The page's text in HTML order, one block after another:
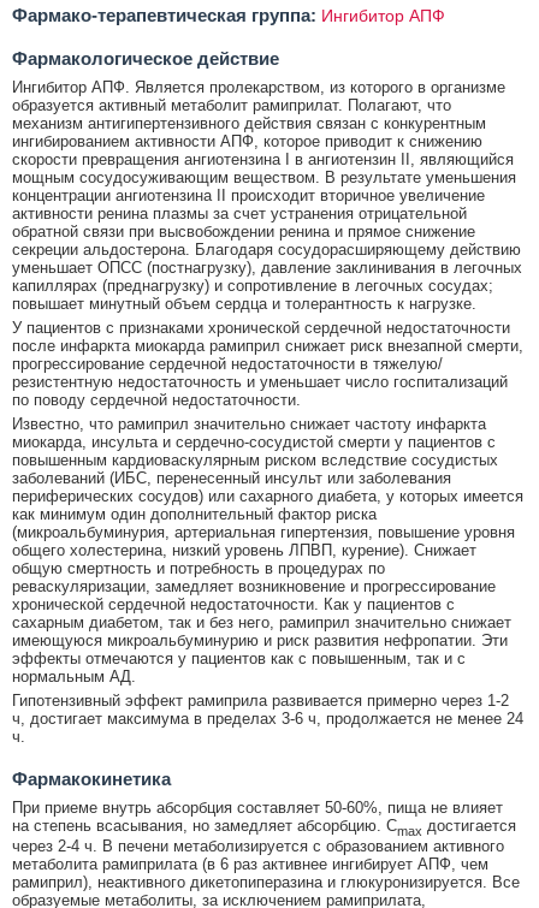
Фармако-терапевтическая группа: Ингибитор АПФ
Фармакологическое действие
Ингибитор АПФ. Является пролекарством, из которого в организме
образуется активный метаболит рамиприлат. Полагают, что
механизм антигипертензивного действия связан с конкурентным
ингибированием активности АПФ, которое приводит к снижению
скорости превращения ангиотензина I в ангиотензин II, являющийся
мощным сосудосуживающим веществом. В результате уменьшения
концентрации ангиотензина II происходит вторичное увеличение
активности ренина плазмы за счет устранения отрицательной
обратной связи при высвобождении ренина и прямое снижение
секреции альдостерона. Благодаря сосудорасширяющему действию
уменьшает ОПСС (постнагрузку), давление заклинивания в легочных
капиллярах (преднагрузку) и сопротивление в легочных сосудах;
повышает минутный объем сердца и толерантность к нагрузке.
У пациентов с признаками хронической сердечной недостаточности
после инфаркта миокарда рамиприл снижает риск внезапной смерти,
прогрессирование сердечной недостаточности в тяжелую/
резистентную недостаточность и уменьшает число госпитализаций
по поводу сердечной недостаточности.
Известно, что рамиприл значительно снижает частоту инфаркта
миокарда, инсульта и сердечно-сосудистой смерти у пациентов с
повышенным кардиоваскулярным риском вследствие сосудистых
заболеваний (ИБС, перенесенный инсульт или заболевания
периферических сосудов) или сахарного диабета, у которых имеется
как минимум один дополнительный фактор риска
(микроальбуминурия, артериальная гипертензия, повышение уровня
общего холестерина, низкий уровень ЛПВП, курение). Снижает
общую смертность и потребность в процедурах по
реваскуляризации, замедляет возникновение и прогрессирование
хронической сердечной недостаточности. Как у пациентов с
сахарным диабетом, так и без него, рамиприл значительно снижает
имеющуюся микроальбуминурию и риск развития нефропатии. Эти
эффекты отмечаются у пациентов как с повышенным, так и с
нормальным АД.
Гипотензивный эффект рамиприла развивается примерно через 1-2
ч, достигает максимума в пределах 3-6 ч, продолжается не менее 24
ч.
Фармакокинетика
При приеме внутрь абсорбция составляет 50-60%, пища не влияет
на степень всасывания, но замедляет абсорбцию. Cmax достигается
через 2-4 ч. В печени метаболизируется с образованием активного
метаболита рамиприлата (в 6 раз активнее ингибирует АПФ, чем
рамиприл), неактивного дикетопиперазина и глюкуронизируется. Все
образуемые метаболиты, за исключением рамиприлата,